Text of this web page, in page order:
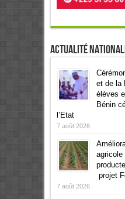
Actualité
et de la
élèves
Bénin
l’Etat
7 août 2026
agricole
projet
7 août 2026